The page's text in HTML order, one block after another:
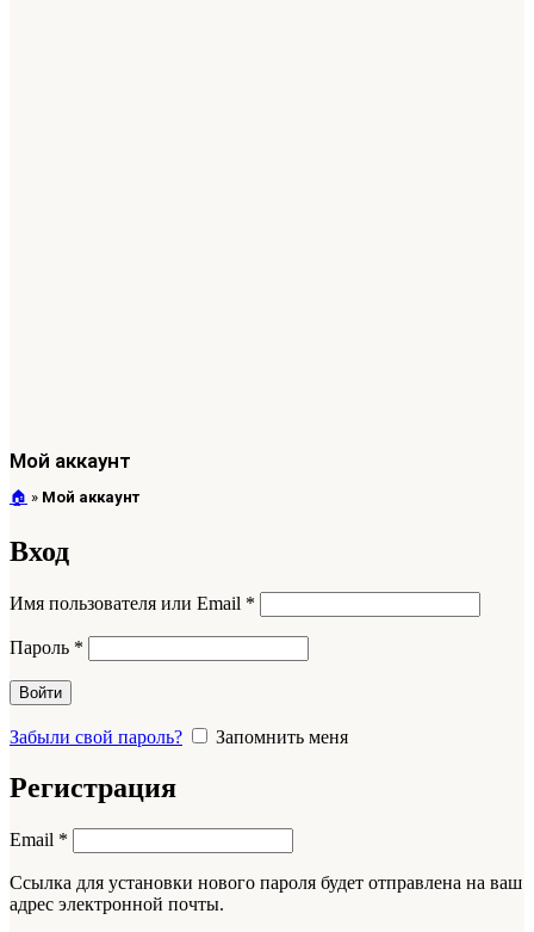
Мой аккаунт
🏠︎ » Мой аккаунт
Вход
Имя пользователя или Email *
Пароль *
Войти
Забыли свой пароль? Запомнить меня
Регистрация
Email *
Ссылка для установки нового пароля будет отправлена ​​на ваш
адрес электронной почты.